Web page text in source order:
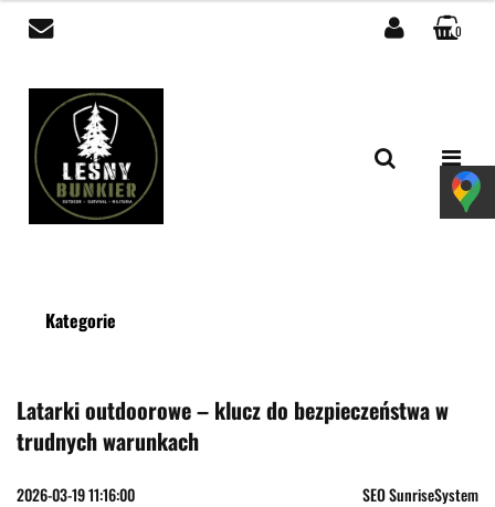
Dodaj zgłoszenie
0
Kategorie
Latarki outdoorowe – klucz do bezpieczeństwa w
trudnych warunkach
2026-03-19 11:16:00 SEO SunriseSystem